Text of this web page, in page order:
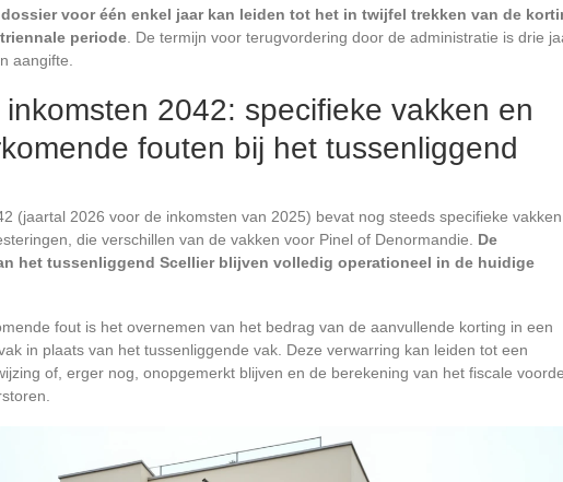
voor één enkel jaar kan leiden tot het in twijfel trekken van de
periode . De termijn voor terugvordering door de administratie is drie
aangifte.
2042: specifieke vakken en
fouten bij het tussenliggend
(jaartal 2026 voor de inkomsten van 2025) bevat nog steeds specifieke vakken
die verschillen van de vakken voor Pinel of Denormandie. De
het tussenliggend Scellier blijven volledig operationeel in de huidige
fout is het overnemen van het bedrag van de aanvullende korting in een
in plaats van het tussenliggende vak. Deze verwarring kan leiden tot een
of, erger nog, onopgemerkt blijven en de berekening van het fiscale